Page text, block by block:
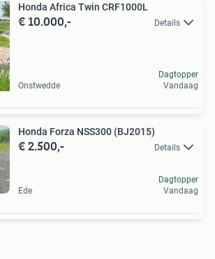
Honda Africa Twin CRF1000L
€ 10.000,- Details
Onstwedde
Dagtopper
Vandaag
Honda Forza NSS300 (BJ2015)
€ 2.500,- Details
Ede
Dagtopper
Vandaag